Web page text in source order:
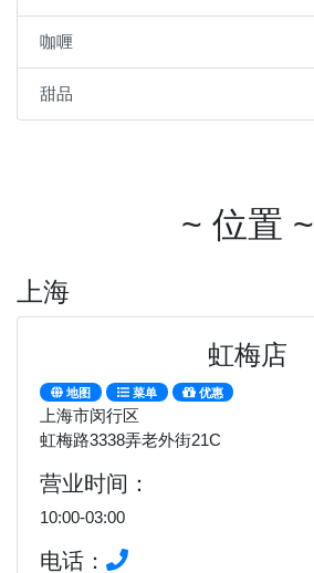
咖喱
甜品
~ 位置 ~
上海
虹梅店
地图 菜单 优惠
上海市闵行区
虹梅路3338弄老外街21C
营业时间：
10:00-03:00
电话：